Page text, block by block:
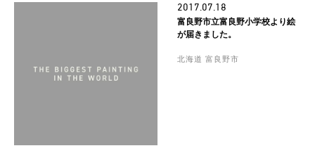
2017.07.18
富良野市立富良野小学校より絵
が届きました。
北海道 富良野市